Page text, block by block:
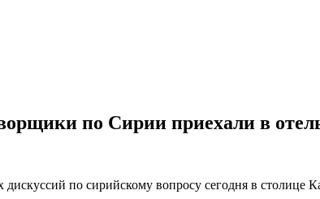
по Сирии приехали в
по сирийскому вопросу сегодня в столице